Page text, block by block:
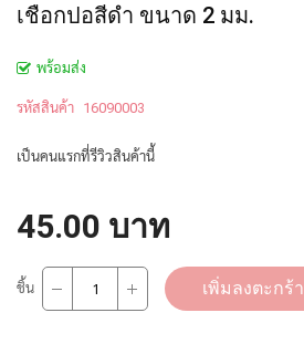
เชือกปอสีดำ ขนาด 2 มม.
พร้อมส่ง
รหัสสินค้า 16090003
เป็นคนแรกที่รีวิวสินค้านี้
45.00 บาท
ชิ้น เพิ่มลงตะกร้า